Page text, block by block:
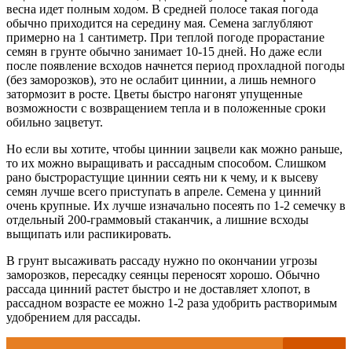
весна идет полным ходом. В средней полосе такая погода
обычно приходится на середину мая. Семена заглубляют
примерно на 1 сантиметр. При теплой погоде прорастание
семян в грунте обычно занимает 10-15 дней. Но даже если
после появление всходов начнется период прохладной погоды
(без заморозков), это не ослабит циннии, а лишь немного
затормозит в росте. Цветы быстро нагонят упущенные
возможности с возвращением тепла и в положенные сроки
обильно зацветут.
Но если вы хотите, чтобы циннии зацвели как можно раньше,
то их можно выращивать и рассадным способом. Слишком
рано быстрорастущие циннии сеять ни к чему, и к высеву
семян лучше всего приступать в апреле. Семена у цинний
очень крупные. Их лучше изначально посеять по 1-2 семечку в
отдельный 200-граммовый стаканчик, а лишние всходы
выщипать или распикировать.
В грунт высаживать рассаду нужно по окончании угрозы
заморозков, пересадку сеянцы переносят хорошо. Обычно
рассада цинний растет быстро и не доставляет хлопот, в
рассадном возрасте ее можно 1-2 раза удобрить растворимым
удобрением для рассады.